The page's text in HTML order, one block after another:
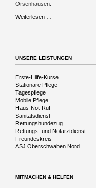
Orsenhausen.
Weiterlesen …
UNSERE LEISTUNGEN
Navigation
überspringen
Erste-Hilfe-Kurse
Stationäre Pflege
Tagespflege
Mobile Pflege
Haus-Not-Ruf
Sanitätsdienst
Rettungshundezug
Rettungs- und Notarztdienst
Freundeskreis
ASJ Oberschwaben Nord
MITMACHEN & HELFEN